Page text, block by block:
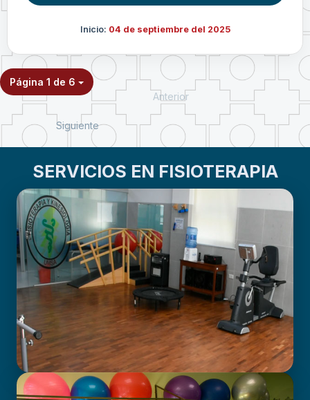
Inicio: 04 de septiembre del 2025
Página 1 de 6
Anterior
Siguiente
SERVICIOS EN FISIOTERAPIA
GABINETE DE FISIOTERAPIA